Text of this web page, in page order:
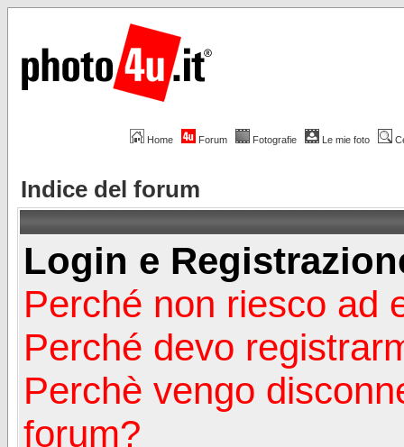
Home Forum Fotografie Le mie foto
Indice del forum
Login e
Perché non riesco ad
Perché devo
Perchè vengo
forum?